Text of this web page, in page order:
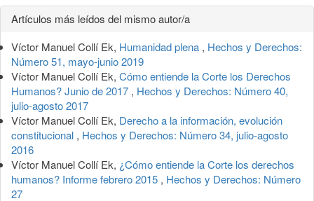
Detalles
del
artículo
Artículos más leídos del mismo autor/a
Víctor Manuel Collí Ek, Humanidad plena , Hechos y Derechos:
Número 51, mayo-junio 2019
Víctor Manuel Collí Ek, Cómo entiende la Corte los Derechos
Humanos? Junio de 2017 , Hechos y Derechos: Número 40,
julio-agosto 2017
Víctor Manuel Collí Ek, Derecho a la información, evolución
constitucional , Hechos y Derechos: Número 34, julio-agosto
2016
Víctor Manuel Collí Ek, ¿Cómo entiende la Corte los derechos
humanos? Informe febrero 2015 , Hechos y Derechos: Número
27